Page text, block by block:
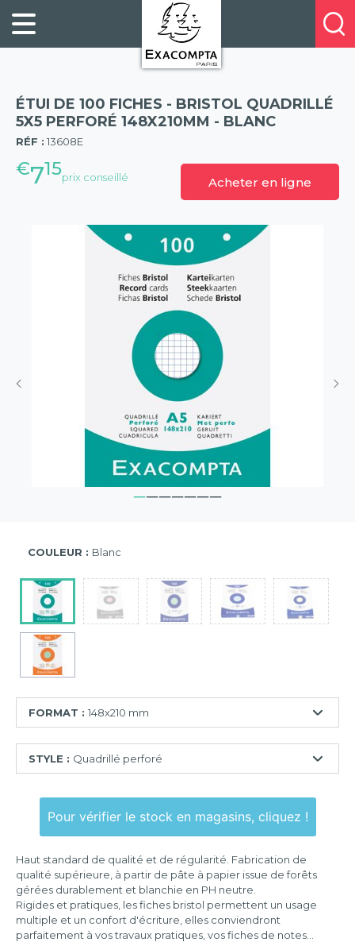
FILING
ORGANISATION
PRESENTATION
BUSINESS
BOOKS
PERSONAL
À
PROPOS
NOS
E-
CATALOGUES
POINTS
DE
CONTACTEZ-
Profitez
de
réduction
sur
nouvelle
ÉTUI DE 100 FICHES - BRISTOL QUADRILLÉ
5X5 PERFORÉ 148X210MM - BLANC
RÉF : 13608E
€715prix conseillé Acheter en ligne
(57)
COULEUR : Blanc
FORMAT : 148x210 mm
mm
105x148
mm
125x200
mm
STYLE : Quadrillé perforé
Quadrillé
perforé
Uni
Uni
perforé
Pour vérifier le stock en magasins, cliquez !
Haut standard de qualité et de régularité. Fabrication de
qualité supérieure, à partir de pâte à papier issue de forêts
gérées durablement et blanchie en PH neutre.
Rigides et pratiques, les fiches bristol permettent un usage
multiple et un confort d'écriture, elles conviendront
parfaitement à vos travaux pratiques, vos fiches de notes...
Panneau de gestion des cookies